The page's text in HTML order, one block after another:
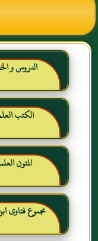
الدروس و
الكتب
المتون
مجموع فتاوى